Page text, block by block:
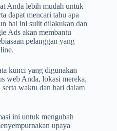
Anda lebih mudah untuk
dapat mencari tahu apa
hal ini sulit dilakukan dan
Ads akan membantu
pelanggan yang
kunci yang digunakan
web Anda, lokasi mereka,
waktu dan hari dalam
ini untuk mengubah
upaya